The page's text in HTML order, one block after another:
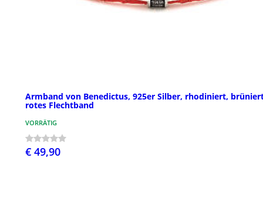
Armband von Benedictus, 925er Silber, rhodiniert,
rotes Flechtband
VORRÄTIG
€ 49,90